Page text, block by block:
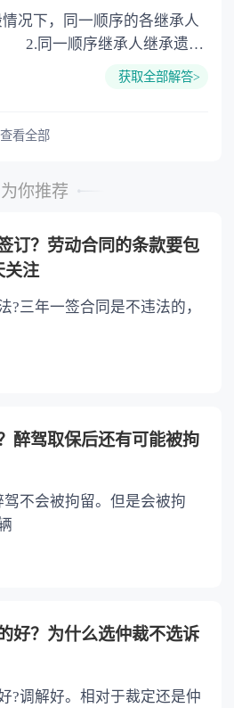
同生活的继承人，分配遗产
养义务的，分配遗产时，应当
获取全部解答>
查看全部
为你推荐
订？劳动合同的条款要包
关注
?三年一签合同是不违法的，
醉驾取保后还有可能被拘
不会被拘留。但是会被拘
好？为什么选仲裁不选诉
?调解好。相对于裁定还是仲